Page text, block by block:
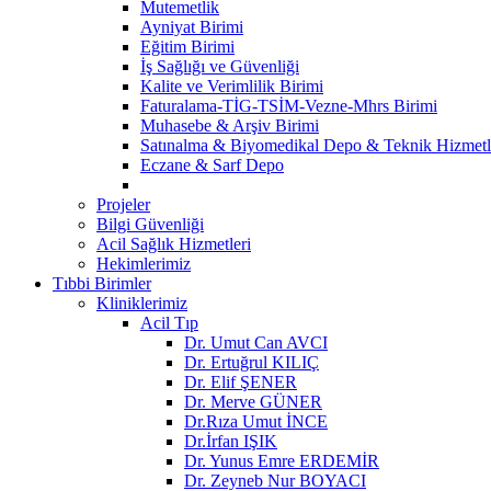
Mutemetlik
Ayniyat Birimi
Eğitim Birimi
İş Sağlığı ve Güvenliği
Kalite ve Verimlilik Birimi
Faturalama-TİG-TSİM-Vezne-Mhrs Birimi
Muhasebe & Arşiv Birimi
Satınalma & Biyomedikal Depo & Teknik
Eczane & Sarf Depo
Projeler
Bilgi Güvenliği
Acil Sağlık Hizmetleri
Hekimlerimiz
Tıbbi Birimler
Kliniklerimiz
Acil Tıp
Dr. Umut Can AVCI
Dr. Ertuğrul KILIÇ
Dr. Elif ŞENER
Dr. Merve GÜNER
Dr.Rıza Umut İNCE
Dr.İrfan IŞIK
Dr. Yunus Emre ERDEMİR
Dr. Zeyneb Nur BOYACI